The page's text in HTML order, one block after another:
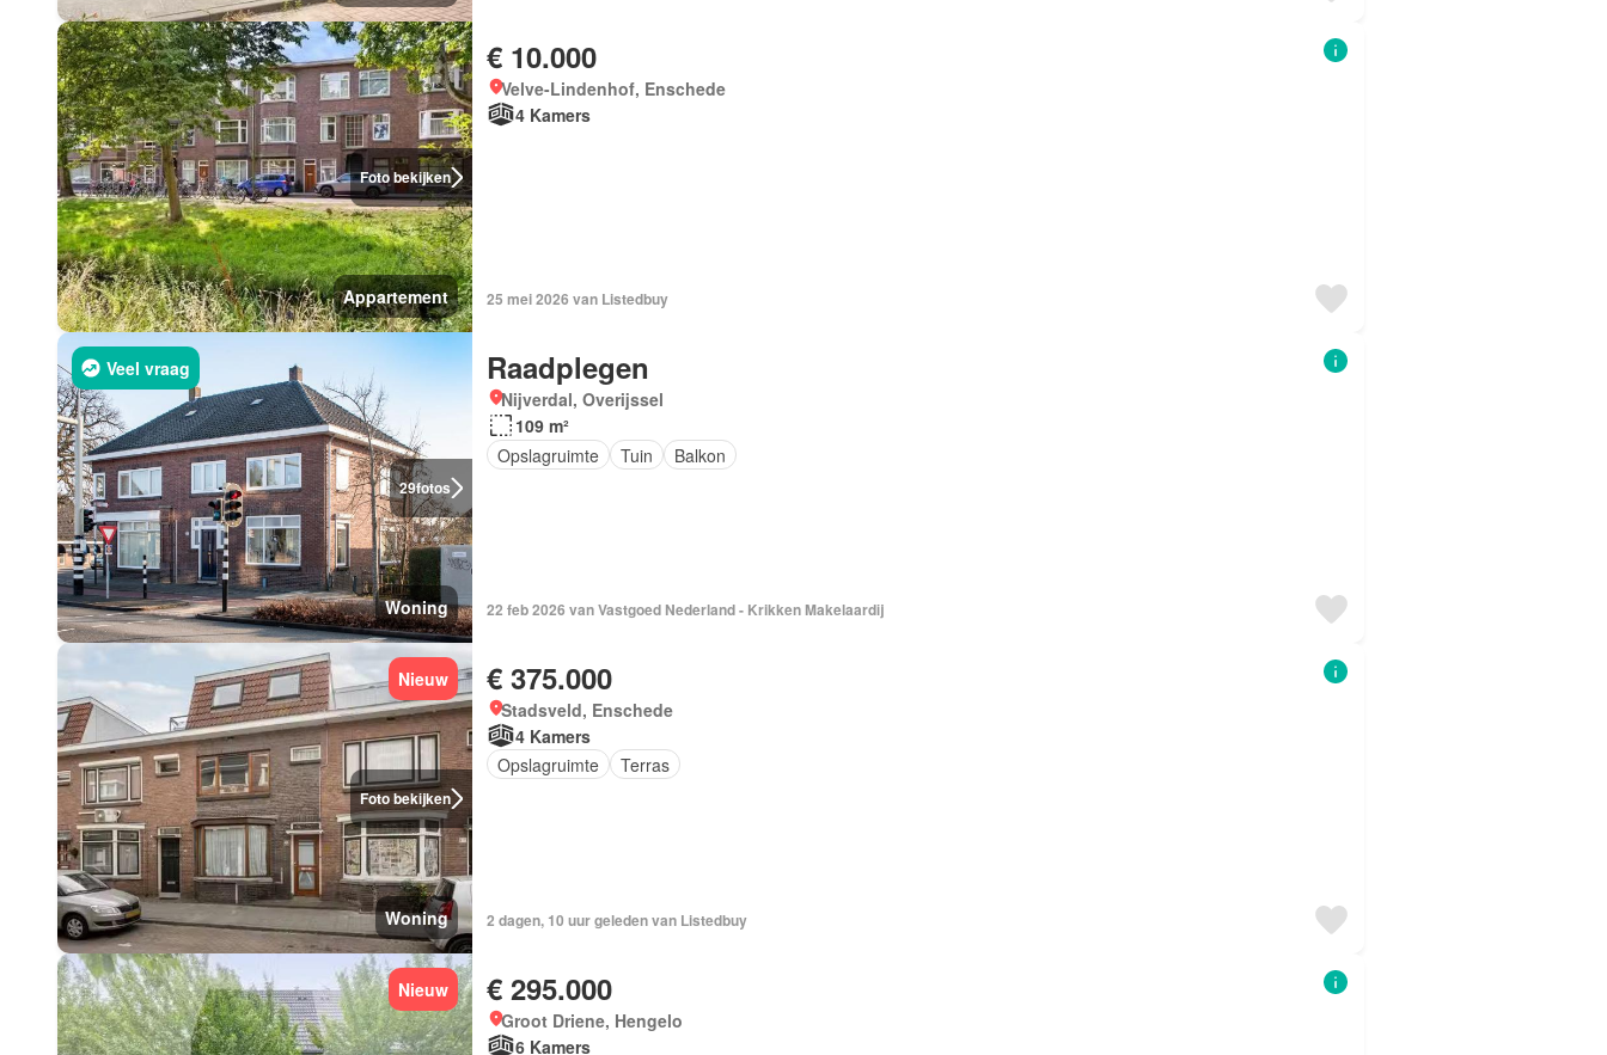
Foto bekijken
Appartement
€ 10.000
Velve-Lindenhof, Enschede
4 Kamers
25 mei 2026 van Listedbuy
29fotos
Veel vraag
Woning
Raadplegen
Nijverdal, Overijssel
109 m²
Opslagruimte
Tuin Balkon
22 feb 2026 van Vastgoed Nederland - Krikken Makelaardij
Foto bekijken
Nieuw
Woning
€ 375.000
Stadsveld, Enschede
4 Kamers
Opslagruimte
Terras
2 dagen, 10 uur geleden van Listedbuy
Nieuw € 295.000
Groot Driene, Hengelo
6 Kamers